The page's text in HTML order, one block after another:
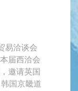
易洽谈会
届西洽会
邀请英国
国京畿道